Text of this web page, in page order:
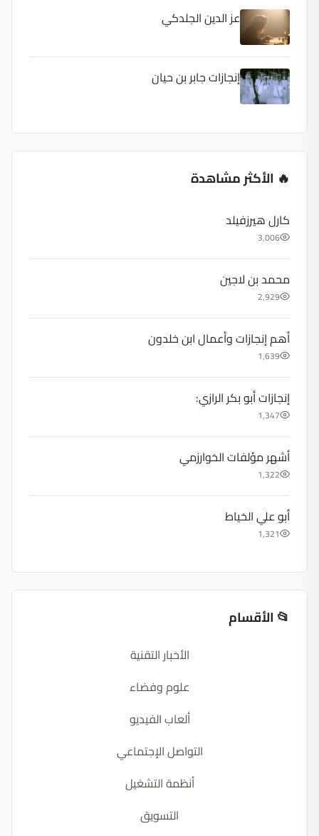
عز الدين الجلدكي
إنجازات جابر بن حيان
🔥 الأكثر مشاهدة
كارل هيرزفيلد
3,006
محمد بن لاجين
2,929
أهم إنجازات وأعمال ابن خلدون
1,639
إنجازات أبو بكر الرازي:
1,347
أشهر مؤلفات الخوارزمي
1,322
أبو علي الخياط
1,321
📂 الأقسام
الأخبار التقنية
علوم وفضاء
ألعاب الفيديو
التواصل الإجتماعي
أنظمة التشغيل
التسويق